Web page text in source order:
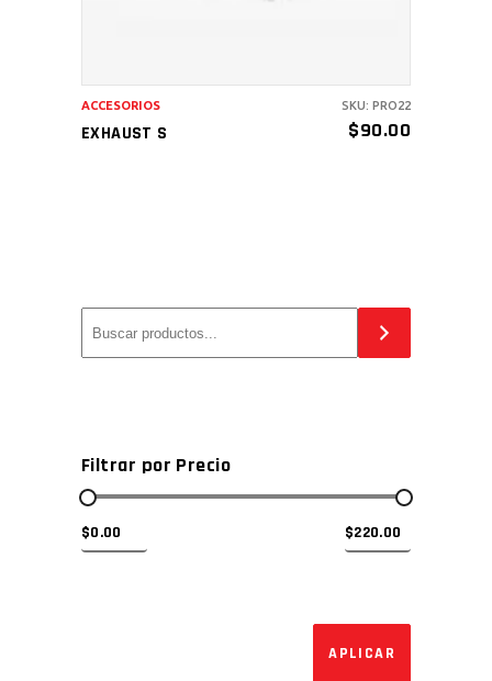
EXHAUST S $90.00
ACCESORIOS SKU: PRO22
Filtrar por Precio
APLICARAPLICAR EL